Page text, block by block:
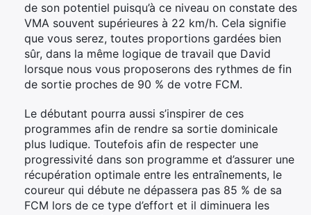
de son potentiel puisqu’à ce niveau on constate des
VMA souvent supérieures à 22 km/h. Cela signifie
que vous serez, toutes proportions gardées bien
sûr, dans la même logique de travail que David
lorsque nous vous proposerons des rythmes de fin
de sortie proches de 90 % de votre FCM.
Le débutant pourra aussi s’inspirer de ces
programmes afin de rendre sa sortie dominicale
plus ludique. Toutefois afin de respecter une
progressivité dans son programme et d’assurer une
récupération optimale entre les entraînements, le
coureur qui débute ne dépassera pas 85 % de sa
FCM lors de ce type d’effort et il diminuera les